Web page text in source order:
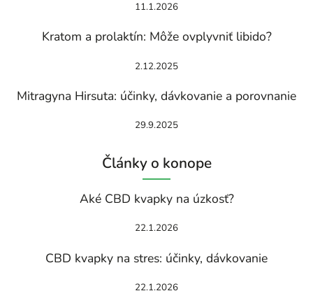
11.1.2026
Kratom a prolaktín: Môže ovplyvniť libido?
2.12.2025
Mitragyna Hirsuta: účinky, dávkovanie a porovnanie
29.9.2025
Články o konope
Aké CBD kvapky na úzkosť?
22.1.2026
CBD kvapky na stres: účinky, dávkovanie
22.1.2026